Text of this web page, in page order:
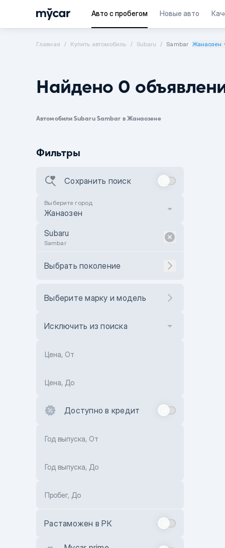
Авто с пробегом Новые авто
Главная Купить автомобиль Subaru Sambar Жанаозен
Найдено 0
Автомобили Subaru Sambar в Жанаозене
Фильтры
Сохранить поиск
Выберите город
Жанаозен
Subaru
Sambar
Выбрать поколение
Выберите марку и модель
Исключить из поиска
Цена, От
Цена, До
Доступно в кредит
Год выпуска, От
Год выпуска, До
Пробег, До
Растаможен в РК